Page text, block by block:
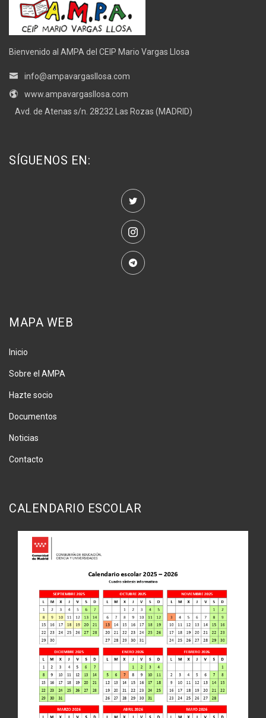
Bienvenido al AMPA del CEIP Mario Vargas Llosa
info@ampavargasllosa.com
www.ampavargasllosa.com
Avd. de Atenas s/n. 28232 Las Rozas (MADRID)
SÍGUENOS EN:
MAPA WEB
Inicio
Sobre el AMPA
Hazte socio
Documentos
Noticias
Contacto
CALENDARIO ESCOLAR